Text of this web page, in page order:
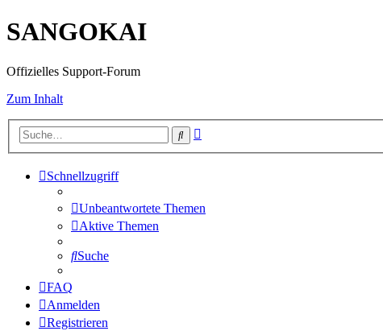
SANGOKAI
Offizielles Support-Forum
Zum Inhalt
Suche
Schnellzugriff
Unbeantwortete Themen
Aktive Themen
Suche
FAQ
Anmelden
Registrieren